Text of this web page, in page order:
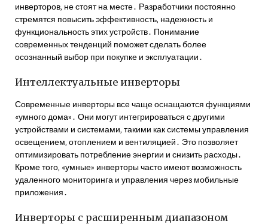
инверторов‚ не стоят на месте․ Разработчики постоянно
стремятся повысить эффективность‚ надежность и
функциональность этих устройств․ Понимание
современных тенденций поможет сделать более
осознанный выбор при покупке и эксплуатации․
Интеллектуальные инверторы
Современные инверторы все чаще оснащаются функциями
«умного дома»․ Они могут интегрироваться с другими
устройствами и системами‚ такими как системы управления
освещением‚ отоплением и вентиляцией․ Это позволяет
оптимизировать потребление энергии и снизить расходы․
Кроме того‚ «умные» инверторы часто имеют возможность
удаленного мониторинга и управления через мобильные
приложения․
Инверторы с расширенным диапазоном